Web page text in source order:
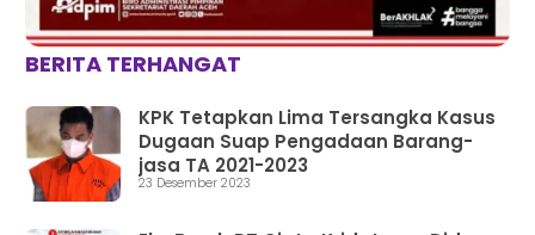
BERITA TERHANGAT
KPK Tetapkan Lima Tersangka Kasus
Dugaan Suap Pengadaan Barang-
jasa TA 2021-2023
23 Desember 2023